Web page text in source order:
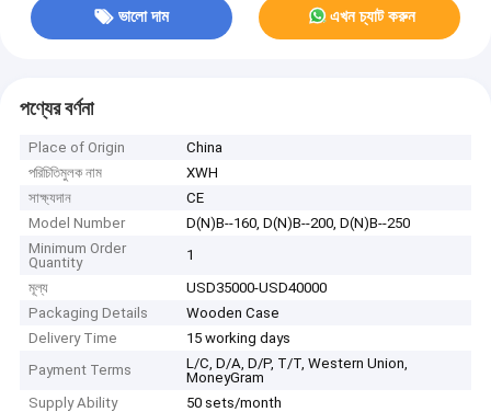
ভালো দাম এখন চ্যাট করুন
পণ্যের বর্ণনা
Place of Origin
China
পরিচিতিমুলক নাম
XWH
সাক্ষ্যদান
CE
Model Number
D(N)B--160, D(N)B--200, D(N)B--250
Minimum Order
Quantity
1
মূল্য
USD35000-USD40000
Packaging Details
Wooden Case
Delivery Time
15 working days
Payment Terms
L/C, D/A, D/P, T/T, Western Union,
MoneyGram
Supply Ability
50 sets/month